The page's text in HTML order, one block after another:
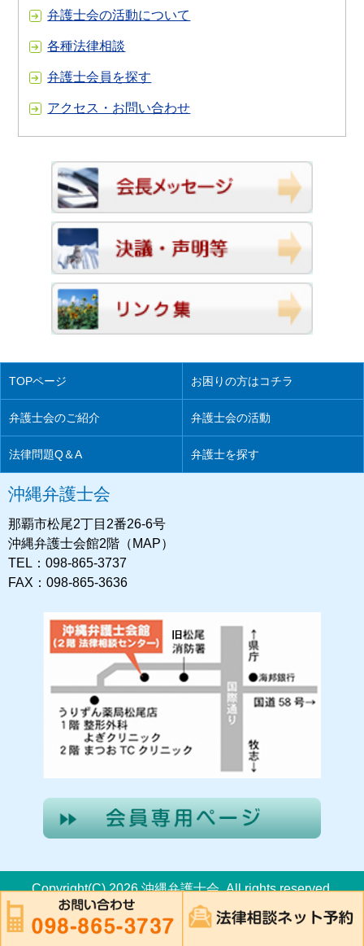
弁護士会の活動について
各種法律相談
弁護士会員を探す
アクセス・お問い合わせ
TOPページ お困りの方はコチラ
弁護士会のご紹介 弁護士会の活動
法律問題Q＆A 弁護士を探す
沖縄弁護士会
那覇市松尾2丁目2番26-6号
沖縄弁護士会館2階（MAP）
TEL：098-865-3737
FAX：098-865-3636
Copyright(C) 2026 沖縄弁護士会. All rights reserved.